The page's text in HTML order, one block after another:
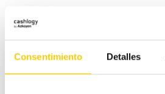
Consentimiento Detalles